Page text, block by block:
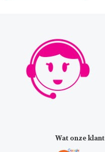
Wat onze